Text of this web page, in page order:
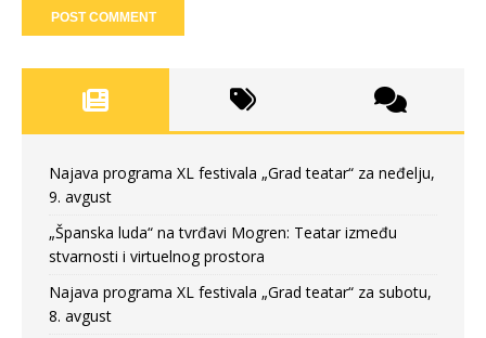
Najava programa XL festivala „Grad teatar“ za neđelju,
9. avgust
„Španska luda“ na tvrđavi Mogren: Teatar između
stvarnosti i virtuelnog prostora
Najava programa XL festivala „Grad teatar“ za subotu,
8. avgust